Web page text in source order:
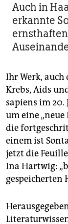
Auch in
erkannte
Ihr Werk, auch
Krebs, Aids
sapiens im
um eine „neue
die
einem ist
jetzt die
Ina Hartwig:
gespeicherten